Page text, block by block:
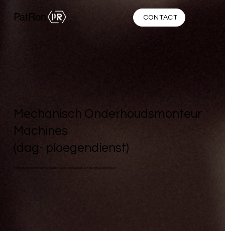
PatRon CONTACT
Mechanisch Onderhoudsmonteur
Machines
(dag- ploegendienst)
het team van de PatRon Werkplaats zoekt een mechanisch onderhoudsmonteur!